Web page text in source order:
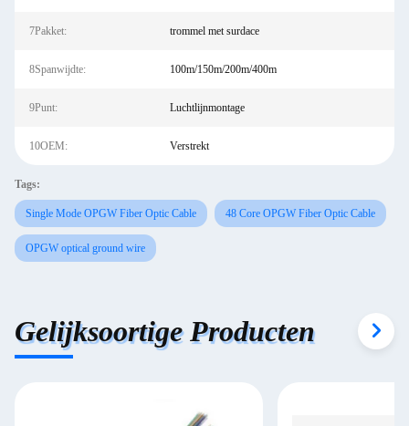
7Pakket: trommel met surdace
8Spanwijdte: 100m/150m/200m/400m
9Punt: Luchtlijnmontage
10OEM: Verstrekt
Tags:
Single Mode OPGW Fiber Optic Cable 48 Core OPGW Fiber Optic Cable
OPGW optical ground wire
Gelijksoortige Producten